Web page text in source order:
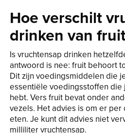
Hoe verschilt
drinken van
Is vruchtensap drinken
antwoord is nee: fruit behoort
Dit zijn voedingsmiddelen die
essentiële voedingsstoffen
hebt. Vers fruit bevat onder
vezels. Het advies is om er
eten. Je kunt dit advies niet
milliliter vruchtensap.